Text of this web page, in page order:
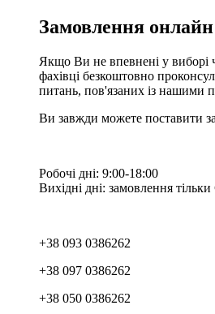
Замовлення онлайн
Якщо Ви не впевнені у виборі
фахівці безкоштовно
питань, пов'язаних із нашими
Ви завжди можете поставити
Робочі дні: 9:00-18:00
Вихідні дні: замовлення
+38 093 0386262
+38 097 0386262
+38 050 0386262